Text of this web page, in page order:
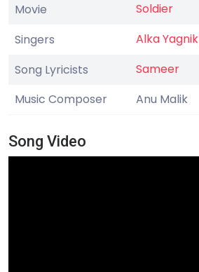
Movie
Soldier
Singers
Alka Yagnik
Song Lyricists
Sameer
Music Composer
Anu Malik
Song Video